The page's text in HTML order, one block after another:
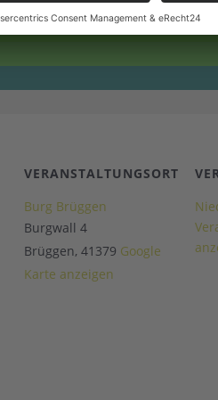
VERANSTALTUNGSORT
Burg Brüggen
Burgwall 4
Brüggen, 41379 Google
Karte anzeigen